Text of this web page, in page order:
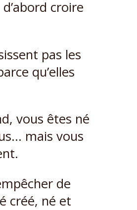
croire
pas les
qu’elles
vous êtes né
mais vous
de
créé, né et